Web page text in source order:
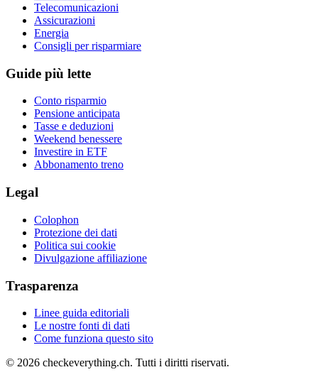
Telecomunicazioni
Assicurazioni
Energia
Consigli per risparmiare
Guide più lette
Conto risparmio
Pensione anticipata
Tasse e deduzioni
Weekend benessere
Investire in ETF
Abbonamento treno
Legal
Colophon
Protezione dei dati
Politica sui cookie
Divulgazione affiliazione
Trasparenza
Linee guida editoriali
Le nostre fonti di dati
Come funziona questo sito
© 2026 checkeverything.ch. Tutti i diritti riservati.